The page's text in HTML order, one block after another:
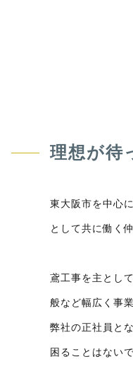
理想が待
東大阪市を中心
として共に働く
鳶工事を主とし
般など幅広く事
弊社の正社員と
困ることはない